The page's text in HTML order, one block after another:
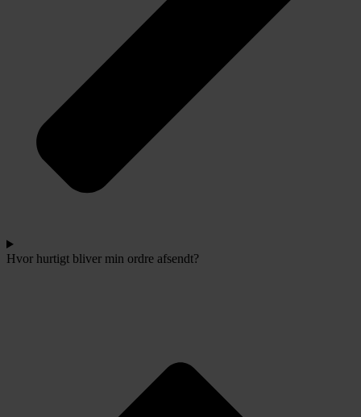
Hvor hurtigt bliver min ordre afsendt?